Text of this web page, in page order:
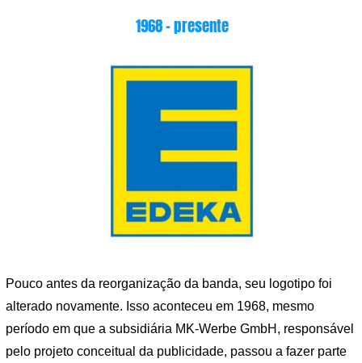
1968 – presente
Pouco antes da reorganização da banda, seu logotipo foi
alterado novamente. Isso aconteceu em 1968, mesmo
período em que a subsidiária MK-Werbe GmbH, responsável
pelo projeto conceitual da publicidade, passou a fazer parte